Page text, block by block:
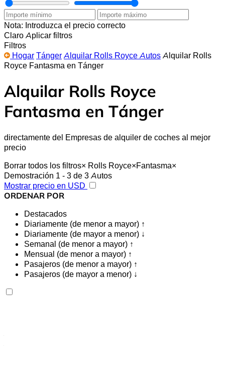
Nota: Introduzca el precio correcto
Claro Aplicar filtros
Filtros
Hogar Tánger Alquilar Rolls Royce Autos Alquilar Rolls
Royce Fantasma en Tánger
Alquilar Rolls Royce
Fantasma en Tánger
directamente del Empresas de alquiler de coches al mejor
precio
Borrar todos los filtros× Rolls Royce×Fantasma×
Demostración 1 - 3 de 3 Autos
Mostrar precio en USD
ORDENAR POR
Destacados
Diariamente (de menor a mayor) ↑
Diariamente (de mayor a menor) ↓
Semanal (de menor a mayor) ↑
Mensual (de menor a mayor) ↑
Pasajeros (de menor a mayor) ↑
Pasajeros (de mayor a menor) ↓